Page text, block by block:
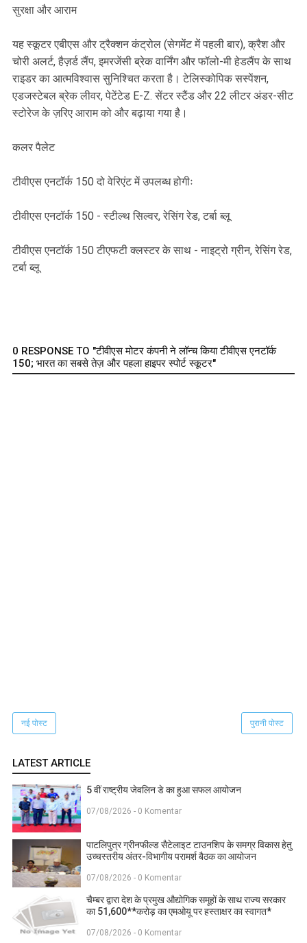
सुरक्षा और आराम
यह स्कूटर एबीएस और ट्रैक्शन कंट्रोल (सेगमेंट में पहली बार), क्रैश और
चोरी अलर्ट, हैज़र्ड लैंप, इमरजेंसी ब्रेक वार्निंग और फॉलो-मी हेडलैंप के साथ
राइडर का आत्मविश्वास सुनिश्चित करता है। टेलिस्कोपिक सस्पेंशन,
एडजस्टेबल ब्रेक लीवर, पेटेंटेड E-Z. सेंटर स्टैंड और 22 लीटर अंडर-सीट
स्टोरेज के ज़रिए आराम को और बढ़ाया गया है।
कलर पैलेट
टीवीएस एनटॉर्क 150 दो वेरिएंट में उपलब्ध होगीः
टीवीएस एनटॉर्क 150 - स्टील्थ सिल्वर, रेसिंग रेड, टर्बा ब्लू
टीवीएस एनटॉर्क 150 टीएफटी क्लस्टर के साथ - नाइट्रो ग्रीन, रेसिंग रेड,
टर्बा ब्लू
0 RESPONSE TO "टीवीएस मोटर कंपनी ने लॉन्च किया टीवीएस एनटॉर्क
150; भारत का सबसे तेज़ और पहला हाइपर स्पोर्ट स्कूटर"
नई पोस्ट पुरानी पोस्ट
LATEST ARTICLE
5 वीं राष्ट्रीय जेवलिन डे का हुआ सफल आयोजन
07/08/2026 - 0 Komentar
पाटलिपुत्र ग्रीनफील्ड सैटेलाइट टाउनशिप के समग्र विकास हेतु
उच्चस्तरीय अंतर-विभागीय परामर्श बैठक का आयोजन
07/08/2026 - 0 Komentar
चैम्बर द्वारा देश के प्रमुख औद्योगिक समूहों के साथ राज्य सरकार
का 51,600**करोड़ का एमओयू पर हस्ताक्षर का स्वागत*
07/08/2026 - 0 Komentar